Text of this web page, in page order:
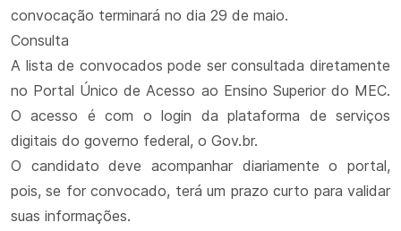
convocação terminará no dia 29 de maio.
Consulta
A lista de convocados pode ser consultada diretamente
no Portal Único de Acesso ao Ensino Superior do MEC.
O acesso é com o login da plataforma de serviços
digitais do governo federal, o Gov.br.
O candidato deve acompanhar diariamente o portal,
pois, se for convocado, terá um prazo curto para validar
suas informações.